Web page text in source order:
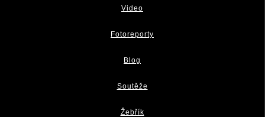
Video
Fotoreporty
Blog
Soutěže
Žebřík